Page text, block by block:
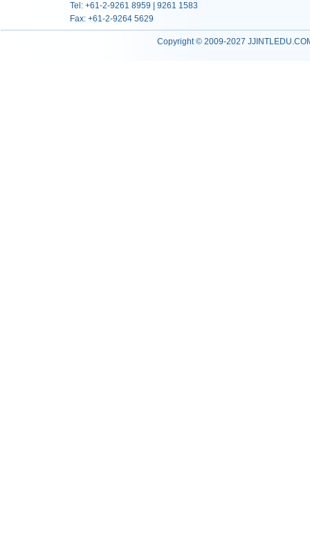
Tel: +61-2-9261 8959 | 9261 1583
Fax: +61-2-9264 5629
Copyright © 2009-2027